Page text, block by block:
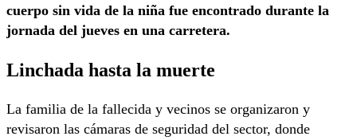
cuerpo sin vida de la niña fue encontrado durante la
jornada del jueves en una carretera.
Linchada hasta la muerte
La familia de la fallecida y vecinos se organizaron y
revisaron las cámaras de seguridad del sector, donde